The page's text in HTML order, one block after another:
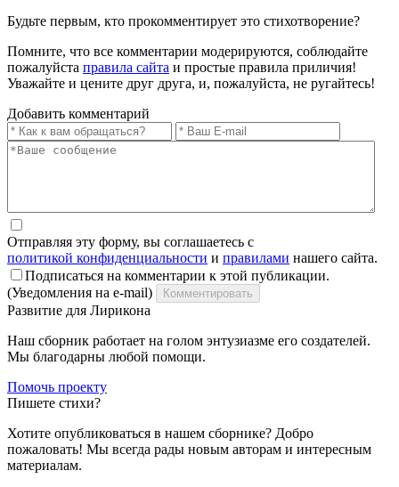
Будьте первым, кто прокомментирует это стихотворение?
Помните, что все комментарии модерируются, соблюдайте
пожалуйста правила сайта и простые правила приличия!
Уважайте и цените друг друга, и, пожалуйста, не ругайтесь!
Добавить комментарий
Отправляя эту форму, вы соглашаетесь с
политикой конфиденциальности и правилами нашего сайта.
Подписаться на комментарии к этой публикации.
(Уведомления на e-mail)
Комментировать
Развитие для Лирикона
Наш сборник работает на голом энтузиазме его создателей.
Мы благодарны любой помощи.
Помочь проекту
Пишете стихи?
Хотите опубликоваться в нашем сборнике? Добро
пожаловать! Мы всегда рады новым авторам и интересным
материалам.